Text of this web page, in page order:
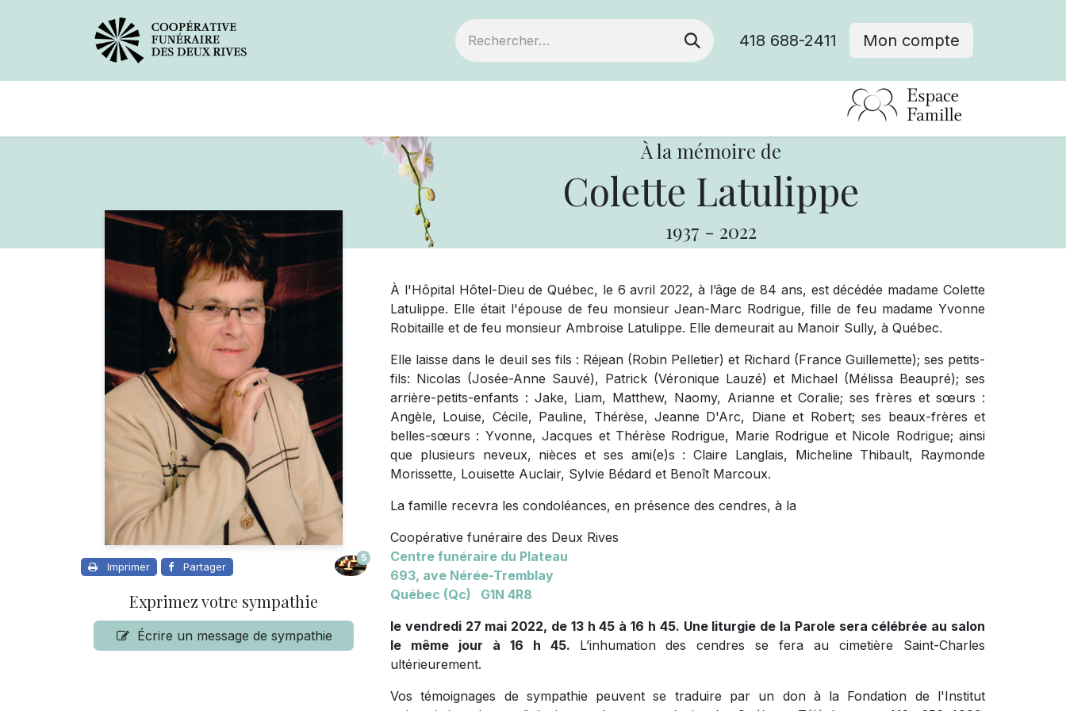
418 688-2411 Mon compte
À la mémoire de
Colette Latulippe
1937 - 2022
Imprimer Partager
5
Exprimez votre sympathie
Écrire un message de sympathie
À l'Hôpital Hôtel-Dieu de Québec, le 6 avril 2022, à l’âge de 84 ans, est décédée madame Colette
Latulippe. Elle était l'épouse de feu monsieur Jean-Marc Rodrigue, fille de feu madame Yvonne
Robitaille et de feu monsieur Ambroise Latulippe. Elle demeurait au Manoir Sully, à Québec.
Elle laisse dans le deuil ses fils : Réjean (Robin Pelletier) et Richard (France Guillemette); ses petits-
fils: Nicolas (Josée-Anne Sauvé), Patrick (Véronique Lauzé) et Michael (Mélissa Beaupré); ses
arrière-petits-enfants : Jake, Liam, Matthew, Naomy, Arianne et Coralie; ses frères et sœurs :
Angèle, Louise, Cécile, Pauline, Thérèse, Jeanne D'Arc, Diane et Robert; ses beaux-frères et
belles-sœurs : Yvonne, Jacques et Thérèse Rodrigue, Marie Rodrigue et Nicole Rodrigue; ainsi
que plusieurs neveux, nièces et ses ami(e)s : Claire Langlais, Micheline Thibault, Raymonde
Morissette, Louisette Auclair, Sylvie Bédard et Benoît Marcoux.
La famille recevra les condoléances, en présence des cendres, à la
Coopérative funéraire des Deux Rives
Centre funéraire du Plateau
693, ave Nérée-Tremblay
Québec (Qc) G1N 4R8
le vendredi 27 mai 2022, de 13 h 45 à 16 h 45. Une liturgie de la Parole sera célébrée au salon
le même jour à 16 h 45. L’inhumation des cendres se fera au cimetière Saint-Charles
ultérieurement.
Vos témoignages de sympathie peuvent se traduire par un don à la Fondation de l'Institut